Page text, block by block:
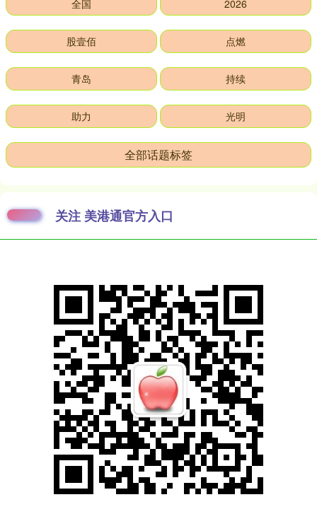
全国 2026
股壹佰 点燃
青岛 持续
助力 光明
全部话题标签
关注 美港通官方入口